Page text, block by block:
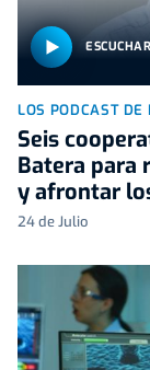
ESCUCHAR
LOS PODCAST DE
Seis
Batera para
y afrontar
24 de Julio